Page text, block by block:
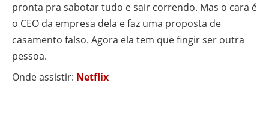
pronta pra sabotar tudo e sair correndo. Mas o cara é
o CEO da empresa dela e faz uma proposta de
casamento falso. Agora ela tem que fingir ser outra
pessoa.
Onde assistir: Netflix